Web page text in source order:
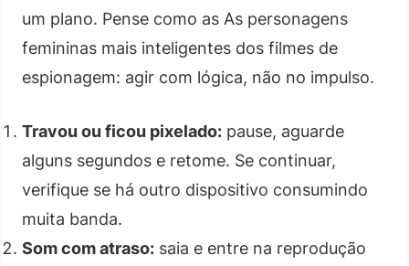
um plano. Pense como as As personagens
femininas mais inteligentes dos filmes de
espionagem: agir com lógica, não no impulso.
Travou ou ficou pixelado: pause, aguarde
alguns segundos e retome. Se continuar,
verifique se há outro dispositivo consumindo
muita banda.
Som com atraso: saia e entre na reprodução